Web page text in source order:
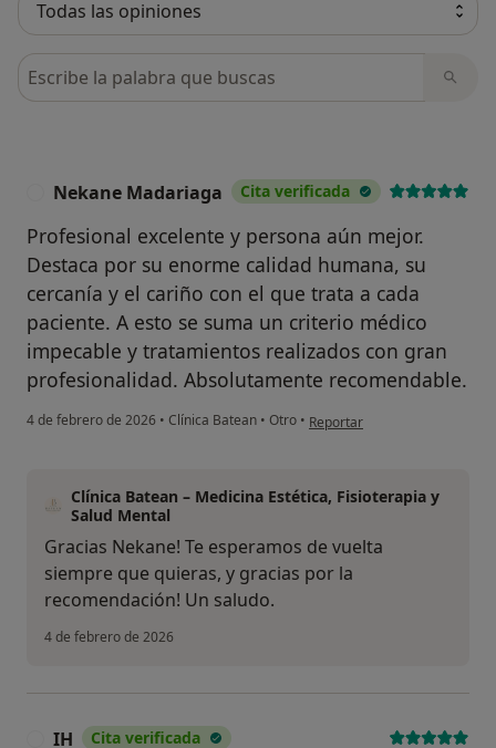
Busca en opiniones
Nekane Madariaga Cita verificada
Profesional excelente y persona aún mejor.
Destaca por su enorme calidad humana, su
cercanía y el cariño con el que trata a cada
paciente. A esto se suma un criterio médico
impecable y tratamientos realizados con gran
profesionalidad. Absolutamente recomendable.
4 de febrero de 2026 • Clínica Batean • Otro • en opinión del usuario
Reportar
Clínica Batean – Medicina Estética, Fisioterapia y
Salud Mental
Gracias Nekane! Te esperamos de vuelta
siempre que quieras, y gracias por la
recomendación! Un saludo.
4 de febrero de 2026
IH Cita verificada